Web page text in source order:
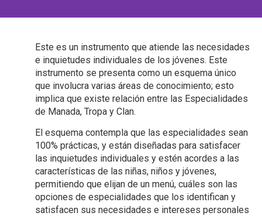
Este es un instrumento que atiende las necesidades
e inquietudes individuales de los jóvenes. Este
instrumento se presenta como un esquema único
que involucra varias áreas de conocimiento; esto
implica que existe relación entre las Especialidades
de Manada, Tropa y Clan.
El esquema contempla que las especialidades sean
100% prácticas, y están diseñadas para satisfacer
las inquietudes individuales y estén acordes a las
características de las niñas, niños y jóvenes,
permitiendo que elijan de un menú, cuáles son las
opciones de especialidades que los identifican y
satisfacen sus necesidades e intereses personales